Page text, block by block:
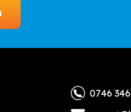
0746